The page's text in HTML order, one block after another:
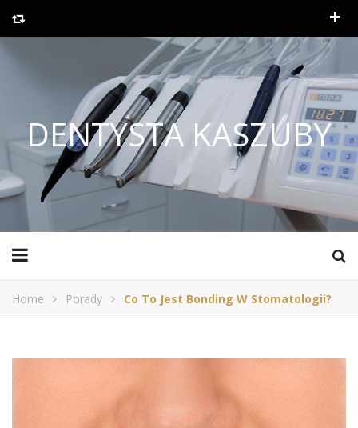
DENTYSTA KASZUBY
Home Porady Co To Jest Bonding W Stomatologii?